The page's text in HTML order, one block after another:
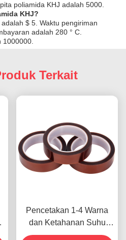
poliamida KHJ adalah 5000.
KHJ?
$ 5. Waktu pengiriman
adalah 280 ° C.
Terkait
Pencetakan 1-4 Warna
dan Ketahanan Suhu
-10C-80C Metode